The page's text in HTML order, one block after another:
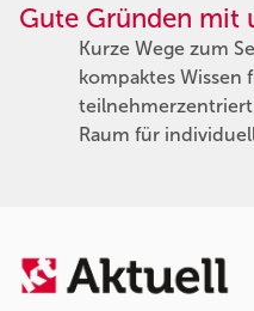
Gute Gründen mit
Kurze Wege zum
kompaktes Wissen
Raum für